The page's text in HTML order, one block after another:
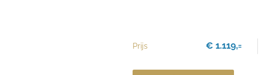
Prijs € 1.119,=